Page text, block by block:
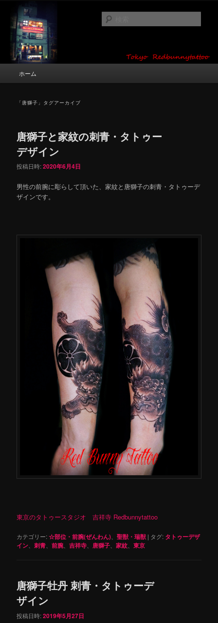
ン
ツ
東京 タトゥースタジオ 吉祥寺 Red
Bunny Tattoo タトゥーデザイン・タ
トゥー画像
タトゥーデザイン・画像の紹介（和彫り・ワンポイント・girl tattoo）
ホーム
「 唐獅子 」タグアーカイブ
唐獅子と家紋の刺青・タトゥー
デザイン
投稿日時:2020年6月4日
男性の前腕に彫らして頂いた、家紋と唐獅子の刺青・タトゥーデ
ザインです。
東京のタトゥースタジオ 吉祥寺 Redbunnytattoo
カテゴリー:☆部位・前腕(ぜんわん) 、聖獣・瑞獣 | タグ: タトゥーデザ
イン 、刺青 、前腕 、吉祥寺 唐獅子 、家紋 、東京
唐獅子牡丹 刺青・タトゥーデ
ザイン
投稿日時:2019年5月27日